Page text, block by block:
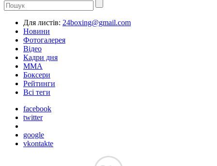
Для листів: 24boxing@gmail.com
Новини
Фотогалерея
Відео
Кадри дня
ММА
Боксери
Рейтинги
Всі теги
facebook
twitter
google
vkontakte